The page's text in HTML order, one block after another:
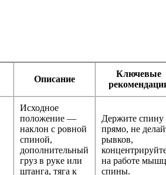
Описание
Ключевые
Исходное
положение —
наклон с ровной
спиной,
дополнительный
груз в руке или
штанга, тяга к
Держите спину
прямо, не
рывков,
на работе мышц
спины.